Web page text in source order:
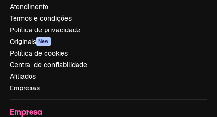
Atendimento
Termos e condições
Política de privacidade
Originais New
Política de cookies
Central de confiabilidade
Afiliados
Empresas
Empresa